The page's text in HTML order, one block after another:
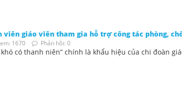
viên giáo viên tham gia hỗ trợ công tác phòng,
1670 Phản hồi: 0
có thanh niên” chính là khẩu hiệu của chi đoàn